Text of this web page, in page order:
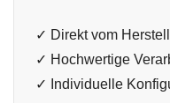
✓ Direkt vom
✓ Hochwertige
✓ Individuelle